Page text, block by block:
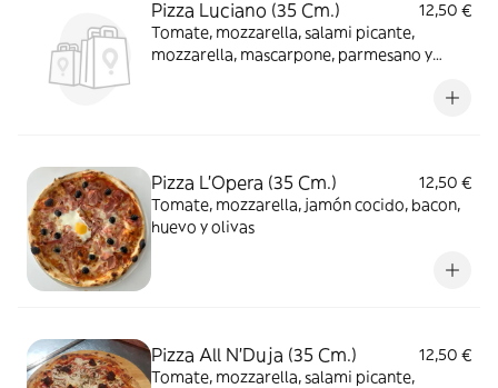
Pizza Luciano (35 Cm.)
12,50 €
Tomate, mozzarella, salami picante,
mozzarella, mascarpone, parmesano y
Pizza L'Opera (35 Cm.)
12,50 €
Tomate, mozzarella, jamón cocido, bacon,
huevo y olivas
Pizza All N'Duja (35 Cm.)
12,50 €
Tomate, mozzarella, salami picante,